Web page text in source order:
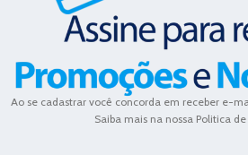
Ao se cadastrar você concorda em receber e-
Saiba mais na nossa Politica de